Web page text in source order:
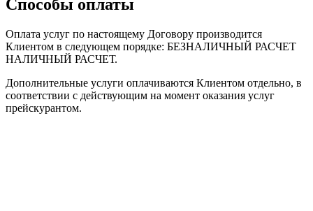
Способы оплаты
Оплата услуг по настоящему Договору производится
Клиентом в следующем порядке: БЕЗНАЛИЧНЫЙ РАСЧЕТ
НАЛИЧНЫЙ РАСЧЕТ.
Дополнительные услуги оплачиваются Клиентом отдельно, в
соответствии с действующим на момент оказания услуг
прейскурантом.